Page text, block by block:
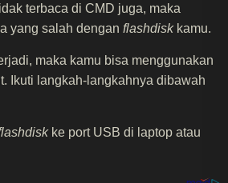
terbaca di CMD juga, maka
yang salah dengan flashdiskkamu.
maka kamu bisa menggunakan
Ikuti langkah-langkahnya dibawah
ke port USB di laptop atau